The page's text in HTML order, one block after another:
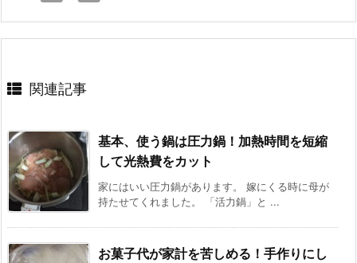
関連記事
基本、使う鍋は圧力鍋！加熱時間を短縮
して光熱費をカット
家にはいい圧力鍋があります。 嫁にくる時に母が
持たせてくれました。 「活力鍋」と ...
お菓子代が家計を苦しめる！手作りにし